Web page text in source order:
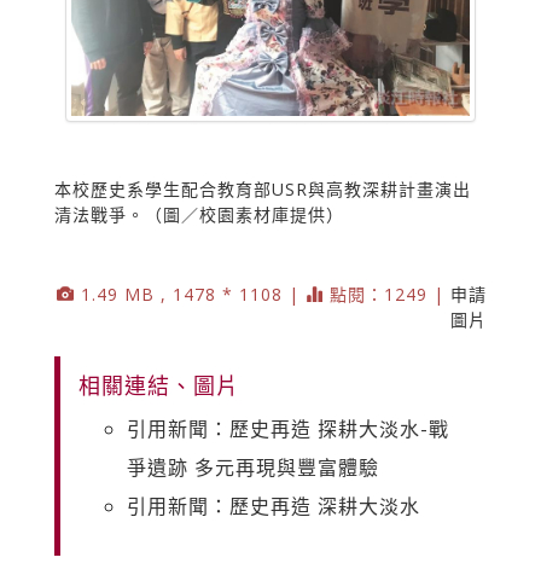
本校歷史系學生配合教育部USR與高教深耕計畫演出
清法戰爭。（圖／校園素材庫提供）
1.49 MB , 1478 * 1108 | 點閱：1249 | 申請
圖片
相關連結、圖片
引用新聞：歷史再造 探耕大淡水-戰
爭遺跡 多元再現與豐富體驗
引用新聞：歷史再造 深耕大淡水